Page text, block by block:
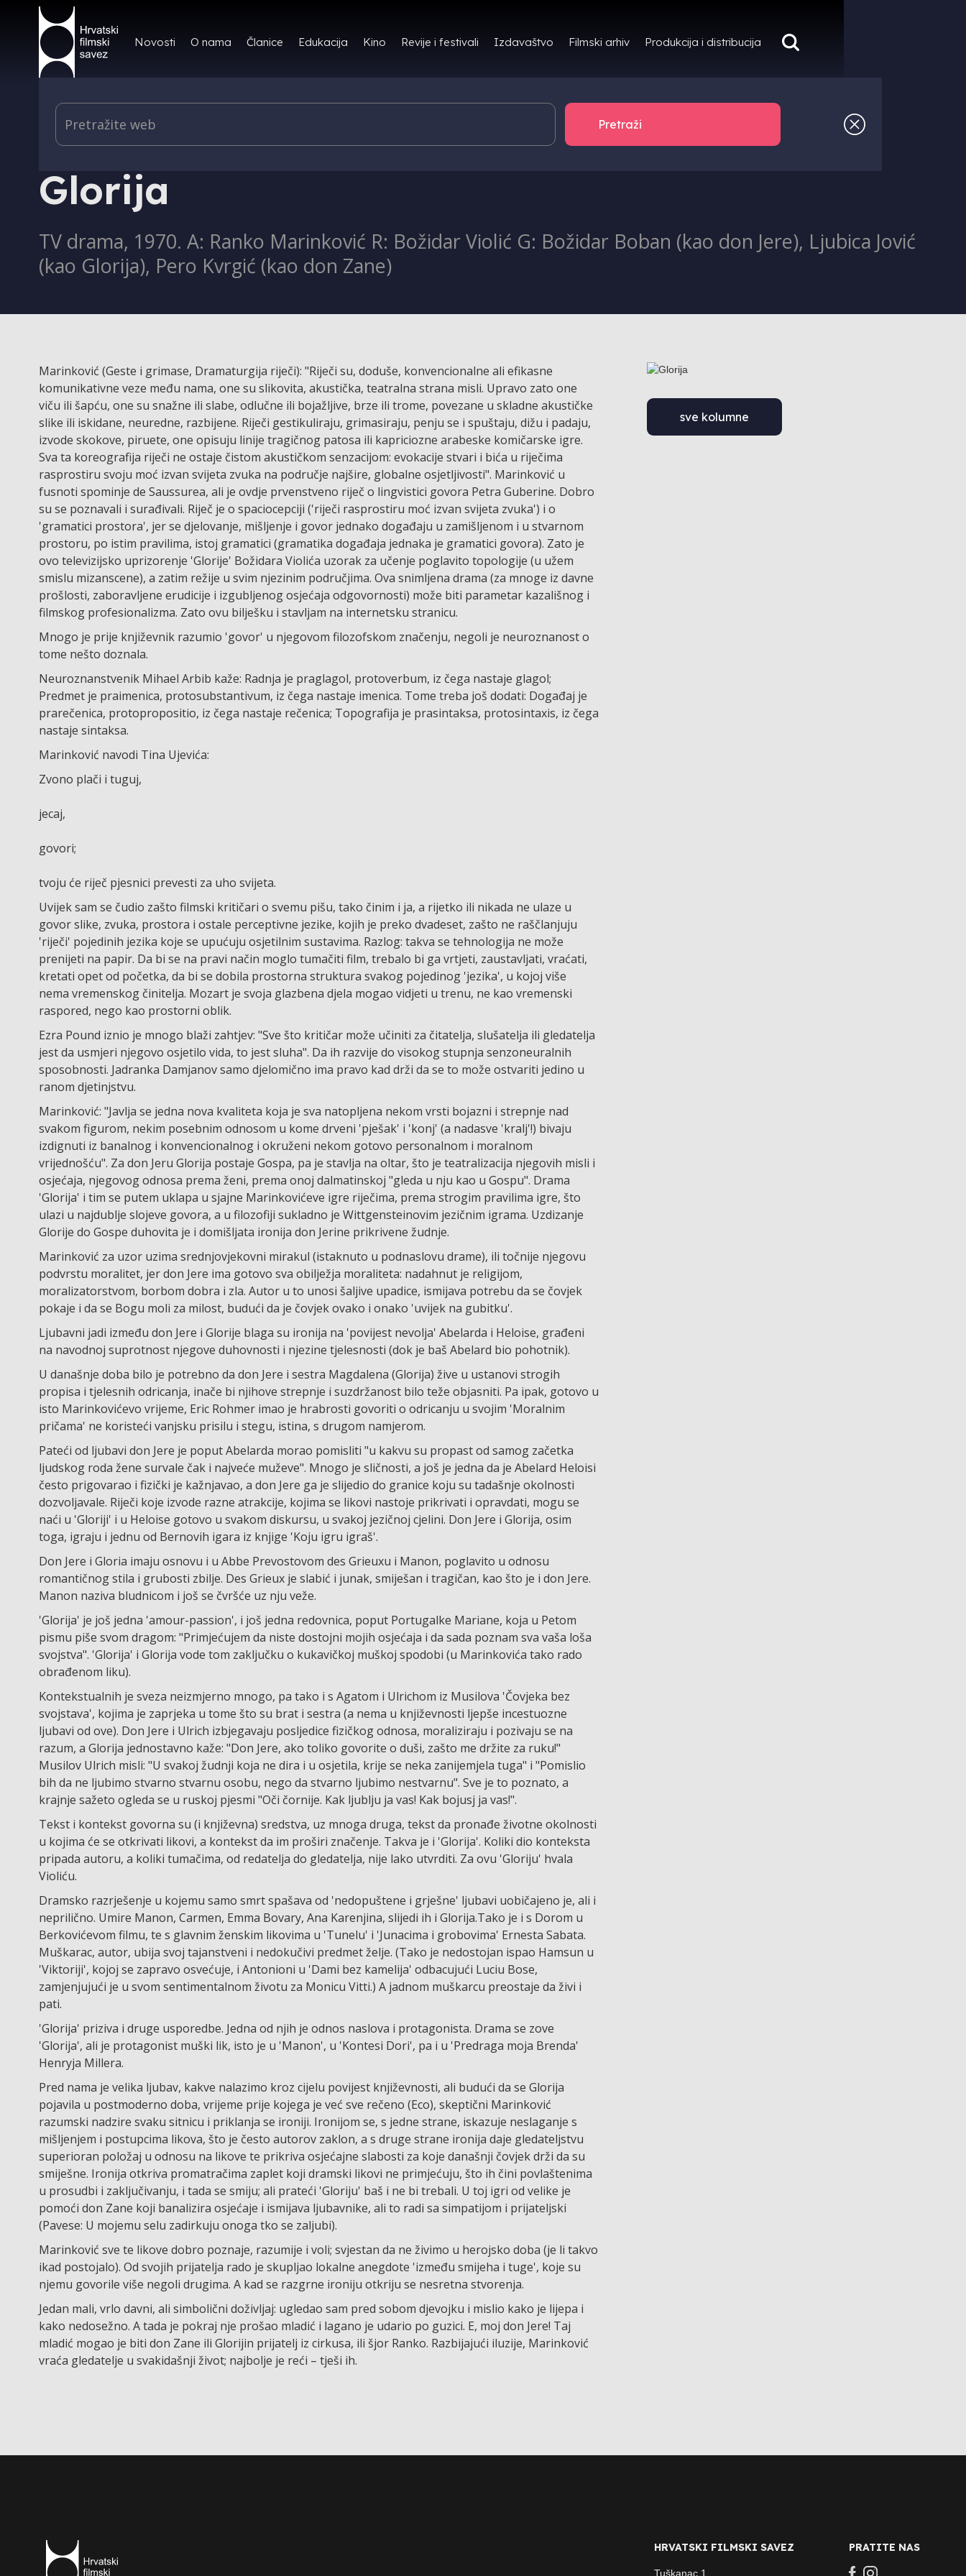
Novosti O nama Članice Edukacija Kino Revije i festivali Izdavaštvo Filmski arhiv Produkcija i distribucija
KOLUMNE
Glorija
TV drama, 1970. A: Ranko Marinković R: Božidar Violić G: Božidar Boban (kao don Jere), Ljubica Jović
(kao Glorija), Pero Kvrgić (kao don Zane)
Marinković (Geste i grimase, Dramaturgija riječi): "Riječi su, doduše, konvencionalne ali efikasne
komunikativne veze među nama, one su slikovita, akustička, teatralna strana misli. Upravo zato one
viču ili šapću, one su snažne ili slabe, odlučne ili bojažljive, brze ili trome, povezane u skladne akustičke
slike ili iskidane, neuredne, razbijene. Riječi gestikuliraju, grimasiraju, penju se i spuštaju, dižu i padaju,
izvode skokove, piruete, one opisuju linije tragičnog patosa ili kapriciozne arabeske komičarske igre.
Sva ta koreografija riječi ne ostaje čistom akustičkom senzacijom: evokacije stvari i bića u riječima
rasprostiru svoju moć izvan svijeta zvuka na područje najšire, globalne osjetljivosti". Marinković u
fusnoti spominje de Saussurea, ali je ovdje prvenstveno riječ o lingvistici govora Petra Guberine. Dobro
su se poznavali i surađivali. Riječ je o spaciocepciji ('riječi rasprostiru moć izvan svijeta zvuka') i o
'gramatici prostora', jer se djelovanje, mišljenje i govor jednako događaju u zamišljenom i u stvarnom
prostoru, po istim pravilima, istoj gramatici (gramatika događaja jednaka je gramatici govora). Zato je
ovo televizijsko uprizorenje 'Glorije' Božidara Violića uzorak za učenje poglavito topologije (u užem
smislu mizanscene), a zatim režije u svim njezinim područjima. Ova snimljena drama (za mnoge iz davne
prošlosti, zaboravljene erudicije i izgubljenog osjećaja odgovornosti) može biti parametar kazališnog i
filmskog profesionalizma. Zato ovu bilješku i stavljam na internetsku stranicu.
Mnogo je prije književnik razumio 'govor' u njegovom filozofskom značenju, negoli je neuroznanost o
tome nešto doznala.
Neuroznanstvenik Mihael Arbib kaže: Radnja je praglagol, protoverbum, iz čega nastaje glagol;
Predmet je praimenica, protosubstantivum, iz čega nastaje imenica. Tome treba još dodati: Događaj je
prarečenica, protopropositio, iz čega nastaje rečenica; Topografija je prasintaksa, protosintaxis, iz čega
nastaje sintaksa.
Marinković navodi Tina Ujevića:
Zvono plači i tuguj,
jecaj,
govori;
tvoju će riječ pjesnici prevesti za uho svijeta.
Uvijek sam se čudio zašto filmski kritičari o svemu pišu, tako činim i ja, a rijetko ili nikada ne ulaze u
govor slike, zvuka, prostora i ostale perceptivne jezike, kojih je preko dvadeset, zašto ne raščlanjuju
'riječi' pojedinih jezika koje se upućuju osjetilnim sustavima. Razlog: takva se tehnologija ne može
prenijeti na papir. Da bi se na pravi način moglo tumačiti film, trebalo bi ga vrtjeti, zaustavljati, vraćati,
kretati opet od početka, da bi se dobila prostorna struktura svakog pojedinog 'jezika', u kojoj više
nema vremenskog činitelja. Mozart je svoja glazbena djela mogao vidjeti u trenu, ne kao vremenski
raspored, nego kao prostorni oblik.
Ezra Pound iznio je mnogo blaži zahtjev: "Sve što kritičar može učiniti za čitatelja, slušatelja ili gledatelja
jest da usmjeri njegovo osjetilo vida, to jest sluha". Da ih razvije do visokog stupnja senzoneuralnih
sposobnosti. Jadranka Damjanov samo djelomično ima pravo kad drži da se to može ostvariti jedino u
ranom djetinjstvu.
Marinković: "Javlja se jedna nova kvaliteta koja je sva natopljena nekom vrsti bojazni i strepnje nad
svakom figurom, nekim posebnim odnosom u kome drveni 'pješak' i 'konj' (a nadasve 'kralj'!) bivaju
izdignuti iz banalnog i konvencionalnog i okruženi nekom gotovo personalnom i moralnom
vrijednošću". Za don Jeru Glorija postaje Gospa, pa je stavlja na oltar, što je teatralizacija njegovih misli i
osjećaja, njegovog odnosa prema ženi, prema onoj dalmatinskoj "gleda u nju kao u Gospu". Drama
'Glorija' i tim se putem uklapa u sjajne Marinkovićeve igre riječima, prema strogim pravilima igre, što
ulazi u najdublje slojeve govora, a u filozofiji sukladno je Wittgensteinovim jezičnim igrama. Uzdizanje
Glorije do Gospe duhovita je i domišljata ironija don Jerine prikrivene žudnje.
Marinković za uzor uzima srednjovjekovni mirakul (istaknuto u podnaslovu drame), ili točnije njegovu
podvrstu moralitet, jer don Jere ima gotovo sva obilježja moraliteta: nadahnut je religijom,
moralizatorstvom, borbom dobra i zla. Autor u to unosi šaljive upadice, ismijava potrebu da se čovjek
pokaje i da se Bogu moli za milost, budući da je čovjek ovako i onako 'uvijek na gubitku'.
Ljubavni jadi između don Jere i Glorije blaga su ironija na 'povijest nevolja' Abelarda i Heloise, građeni
na navodnoj suprotnost njegove duhovnosti i njezine tjelesnosti (dok je baš Abelard bio pohotnik).
U današnje doba bilo je potrebno da don Jere i sestra Magdalena (Glorija) žive u ustanovi strogih
propisa i tjelesnih odricanja, inače bi njihove strepnje i suzdržanost bilo teže objasniti. Pa ipak, gotovo u
isto Marinkovićevo vrijeme, Eric Rohmer imao je hrabrosti govoriti o odricanju u svojim 'Moralnim
pričama' ne koristeći vanjsku prisilu i stegu, istina, s drugom namjerom.
Pateći od ljubavi don Jere je poput Abelarda morao pomisliti "u kakvu su propast od samog začetka
ljudskog roda žene survale čak i najveće muževe". Mnogo je sličnosti, a još je jedna da je Abelard Heloisi
često prigovarao i fizički je kažnjavao, a don Jere ga je slijedio do granice koju su tadašnje okolnosti
dozvoljavale. Riječi koje izvode razne atrakcije, kojima se likovi nastoje prikrivati i opravdati, mogu se
naći u 'Gloriji' i u Heloise gotovo u svakom diskursu, u svakoj jezičnoj cjelini. Don Jere i Glorija, osim
toga, igraju i jednu od Bernovih igara iz knjige 'Koju igru igraš'.
Don Jere i Gloria imaju osnovu i u Abbe Prevostovom des Grieuxu i Manon, poglavito u odnosu
romantičnog stila i grubosti zbilje. Des Grieux je slabić i junak, smiješan i tragičan, kao što je i don Jere.
Manon naziva bludnicom i još se čvršće uz nju veže.
'Glorija' je još jedna 'amour-passion', i još jedna redovnica, poput Portugalke Mariane, koja u Petom
pismu piše svom dragom: "Primjećujem da niste dostojni mojih osjećaja i da sada poznam sva vaša loša
svojstva". 'Glorija' i Glorija vode tom zaključku o kukavičkoj muškoj spodobi (u Marinkovića tako rado
obrađenom liku).
Kontekstualnih je sveza neizmjerno mnogo, pa tako i s Agatom i Ulrichom iz Musilova 'Čovjeka bez
svojstava', kojima je zaprjeka u tome što su brat i sestra (a nema u književnosti ljepše incestuozne
ljubavi od ove). Don Jere i Ulrich izbjegavaju posljedice fizičkog odnosa, moraliziraju i pozivaju se na
razum, a Glorija jednostavno kaže: "Don Jere, ako toliko govorite o duši, zašto me držite za ruku!"
Musilov Ulrich misli: "U svakoj žudnji koja ne dira i u osjetila, krije se neka zanijemjela tuga" i "Pomislio
bih da ne ljubimo stvarno stvarnu osobu, nego da stvarno ljubimo nestvarnu". Sve je to poznato, a
krajnje sažeto ogleda se u ruskoj pjesmi "Oči čornije. Kak ljublju ja vas! Kak bojusj ja vas!".
Tekst i kontekst govorna su (i književna) sredstva, uz mnoga druga, tekst da pronađe životne okolnosti
u kojima će se otkrivati likovi, a kontekst da im proširi značenje. Takva je i 'Glorija'. Koliki dio konteksta
pripada autoru, a koliki tumačima, od redatelja do gledatelja, nije lako utvrditi. Za ovu 'Gloriju' hvala
Violiću.
Dramsko razrješenje u kojemu samo smrt spašava od 'nedopuštene i grješne' ljubavi uobičajeno je, ali i
neprilično. Umire Manon, Carmen, Emma Bovary, Ana Karenjina, slijedi ih i Glorija.Tako je i s Dorom u
Berkovićevom filmu, te s glavnim ženskim likovima u 'Tunelu' i 'Junacima i grobovima' Ernesta Sabata.
Muškarac, autor, ubija svoj tajanstveni i nedokučivi predmet želje. (Tako je nedostojan ispao Hamsun u
'Viktoriji', kojoj se zapravo osvećuje, i Antonioni u 'Dami bez kamelija' odbacujući Luciu Bose,
zamjenjujući je u svom sentimentalnom životu za Monicu Vitti.) A jadnom muškarcu preostaje da živi i
pati.
'Glorija' priziva i druge usporedbe. Jedna od njih je odnos naslova i protagonista. Drama se zove
'Glorija', ali je protagonist muški lik, isto je u 'Manon', u 'Kontesi Dori', pa i u 'Predraga moja Brenda'
Henryja Millera.
Pred nama je velika ljubav, kakve nalazimo kroz cijelu povijest književnosti, ali budući da se Glorija
pojavila u postmoderno doba, vrijeme prije kojega je već sve rečeno (Eco), skeptični Marinković
razumski nadzire svaku sitnicu i priklanja se ironiji. Ironijom se, s jedne strane, iskazuje neslaganje s
mišljenjem i postupcima likova, što je često autorov zaklon, a s druge strane ironija daje gledateljstvu
superioran položaj u odnosu na likove te prikriva osjećajne slabosti za koje današnji čovjek drži da su
smiješne. Ironija otkriva promatračima zaplet koji dramski likovi ne primjećuju, što ih čini povlaštenima
u prosudbi i zaključivanju, i tada se smiju; ali prateći 'Gloriju' baš i ne bi trebali. U toj igri od velike je
pomoći don Zane koji banalizira osjećaje i ismijava ljubavnike, ali to radi sa simpatijom i prijateljski
(Pavese: U mojemu selu zadirkuju onoga tko se zaljubi).
Marinković sve te likove dobro poznaje, razumije i voli; svjestan da ne živimo u herojsko doba (je li takvo
ikad postojalo). Od svojih prijatelja rado je skupljao lokalne anegdote 'između smijeha i tuge', koje su
njemu govorile više negoli drugima. A kad se razgrne ironiju otkriju se nesretna stvorenja.
Jedan mali, vrlo davni, ali simbolični doživljaj: ugledao sam pred sobom djevojku i mislio kako je lijepa i
kako nedosežno. A tada je pokraj nje prošao mladić i lagano je udario po guzici. E, moj don Jere! Taj
mladić mogao je biti don Zane ili Glorijin prijatelj iz cirkusa, ili šjor Ranko. Razbijajući iluzije, Marinković
vraća gledatelje u svakidašnji život; najbolje je reći – tješi ih.
sve kolumne
HRVATSKI FILMSKI SAVEZ
Tuškanac 1
PRATITE NAS